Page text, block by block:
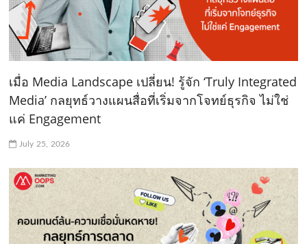
เมื่อ Media Landscape เปลี่ยน! รู้จัก ‘Truly Integrated
Media’ กลยุทธ์วางแผนสื่อที่เริ่มจากโจทย์ธุรกิจ ไม่ใช่
แค่ Engagement
July 25, 2026